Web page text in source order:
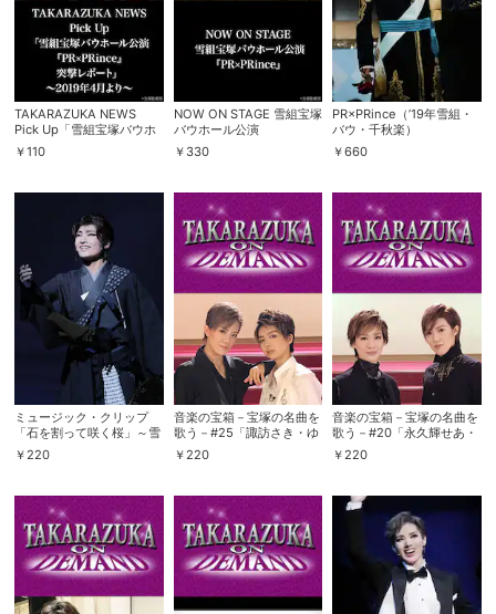
TAKARAZUKA NEWS
Pick Up「雪組宝塚バウホ
ール公演『PR×PRince』
突撃レポート」～2019年4
￥110
NOW ON STAGE 雪組宝塚
バウホール公演
『PR×PRince』
￥ 330
PR×PRince（’19年雪組・
バウ・千秋楽）
￥660
ミュージック・クリップ
「石を割って咲く桜」～雪
組『壬生義士伝』より～
￥ 220
音楽の宝箱－宝塚の名曲を
歌う－#25「諏訪さき・ゆ
め真音」
￥ 220
音楽の宝箱－宝塚の名曲を
歌う－#20「永久輝せあ・
叶ゆうり」
￥ 220